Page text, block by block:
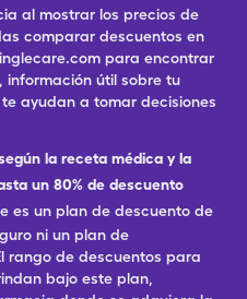
al mostrar los precios de
comparar descuentos en
para encontrar
información útil sobre tu
ayudan a tomar decisiones
la receta médica y la
un 80% de descuento
es un plan de descuento de
ni un plan de
rango de descuentos para
bajo este plan,